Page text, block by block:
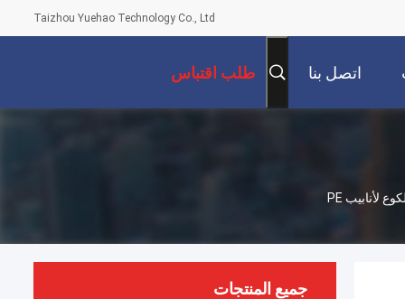
Taizhou Yuehao Technology Co., Ltd
اتصل بنا طلب اقتباس
جميع المنتجات